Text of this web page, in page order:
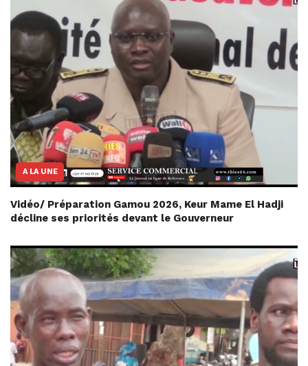
A LA UNE
Vidéo/ Préparation Gamou 2026, Keur Mame El Hadji
décline ses priorités devant le Gouverneur